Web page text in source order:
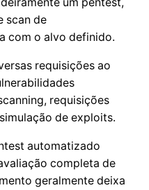
scan de
com o alvo definido.
requisições ao
requisições
de exploits.
automatizado
completa de
geralmente deixa